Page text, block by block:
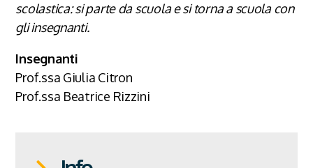
scolastica: si parte da scuola e si torna a scuola con
gli insegnanti.
Insegnanti
Prof.ssa Giulia Citron
Prof.ssa Beatrice Rizzini